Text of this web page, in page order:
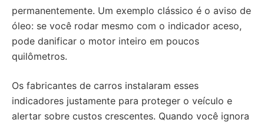
permanentemente. Um exemplo clássico é o aviso de
óleo: se você rodar mesmo com o indicador aceso,
pode danificar o motor inteiro em poucos
quilômetros.
Os fabricantes de carros instalaram esses
indicadores justamente para proteger o veículo e
alertar sobre custos crescentes. Quando você ignora